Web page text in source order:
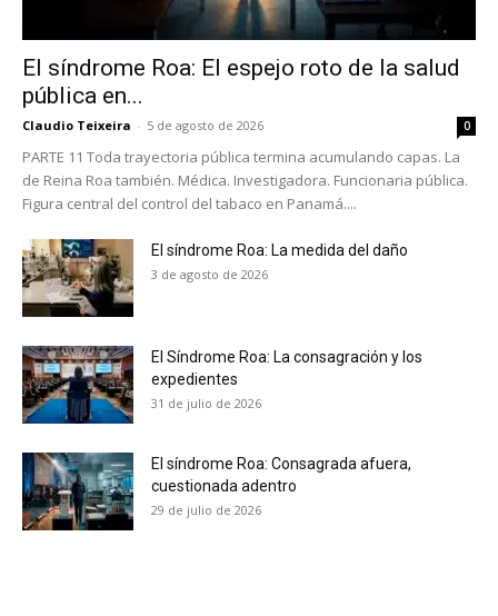
No te pierdas de las
El síndrome Roa: El espejo roto de la salud
pública en...
Claudio Teixeira - 5 de agosto de 2026 0
PARTE 11 Toda trayectoria pública termina acumulando capas. La
de Reina Roa también. Médica. Investigadora. Funcionaria pública.
Figura central del control del tabaco en Panamá....
El síndrome Roa: La medida del daño
3 de agosto de 2026
El Síndrome Roa: La consagración y los
expedientes
31 de julio de 2026
El síndrome Roa: Consagrada afuera,
cuestionada adentro
29 de julio de 2026